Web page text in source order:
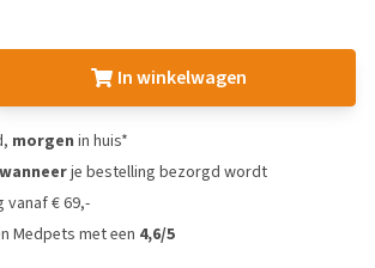
In winkelwagen
morgen in huis*
wanneerje bestelling bezorgd wordt
vanaf € 69,-
Medpets met een 4,6/5